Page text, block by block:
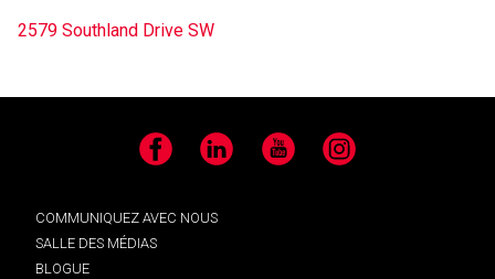
2579 Southland Drive SW
Facebook LinkedIn YouTube Instagram
COMMUNIQUEZ AVEC NOUS
SALLE DES MÉDIAS
BLOGUE